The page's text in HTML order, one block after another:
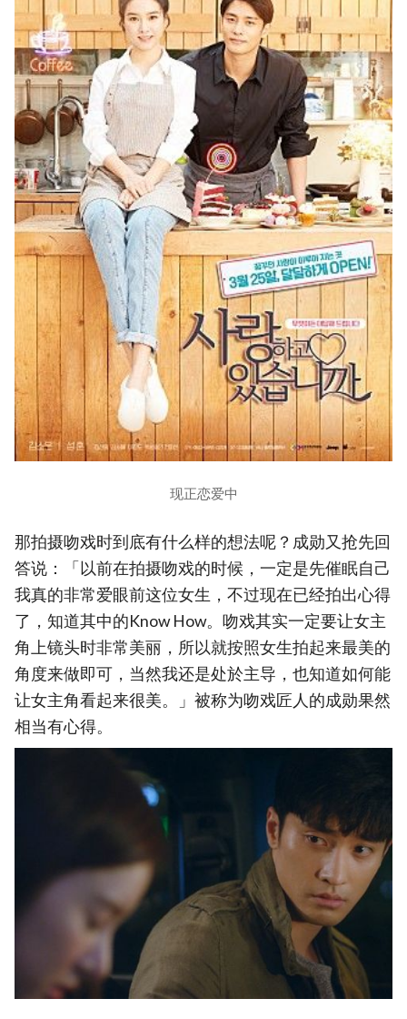
现正恋爱中
那拍摄吻戏时到底有什么样的想法呢？成勋又抢先回
答说：「以前在拍摄吻戏的时候，一定是先催眠自己
我真的非常爱眼前这位女生，不过现在已经拍出心得
了，知道其中的Know How。吻戏其实一定要让女主
角上镜头时非常美丽，所以就按照女生拍起来最美的
角度来做即可，当然我还是处於主导，也知道如何能
让女主角看起来很美。」被称为吻戏匠人的成勋果然
相当有心得。